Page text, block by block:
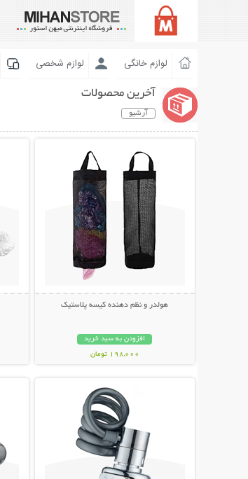
لوازم خانگی لوازم شخصی
آخرین محصولات
آرشیو
هولدر و نظم دهنده کیسه پلاستیک
افزودن به سبد خرید
198,000 تومان